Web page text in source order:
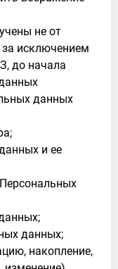
не от
исключением
до начала
данных
и ее
данных;
накопление,